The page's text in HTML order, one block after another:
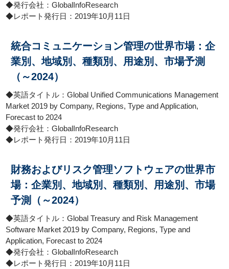
◆発行会社：GlobalInfoResearch
◆レポート発行日：2019年10月11日
統合コミュニケーション管理の世界市場：企
業別、地域別、種類別、用途別、市場予測
（～2024）
◆英語タイトル：Global Unified Communications Management
Market 2019 by Company, Regions, Type and Application,
Forecast to 2024
◆発行会社：GlobalInfoResearch
◆レポート発行日：2019年10月11日
財務およびリスク管理ソフトウェアの世界市
場：企業別、地域別、種類別、用途別、市場
予測（～2024）
◆英語タイトル：Global Treasury and Risk Management
Software Market 2019 by Company, Regions, Type and
Application, Forecast to 2024
◆発行会社：GlobalInfoResearch
◆レポート発行日：2019年10月11日